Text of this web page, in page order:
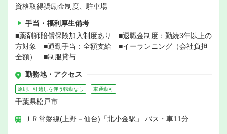
資格取得奨励金制度、駐車場
手当・福利厚生備考
■薬剤師賠償保険加入制度あり ■退職金制度：勤続3年以上の
方対象 ■通勤手当：全額支給 ■イーランニング（会社負担
全額） ■制服貸与
勤務地・アクセス
原則、引越しを伴う転勤なし 車通勤可
千葉県松戸市
ＪＲ常磐線(上野－仙台)「北小金駅」 バス・車11分